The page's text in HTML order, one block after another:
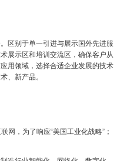
区别于单一引进与展示国外先进服
展示区和培训交流区，确保客户从
用领域，选择合适企业发展的技术
、新产品。
网，为了响应“美国工业化战略”；